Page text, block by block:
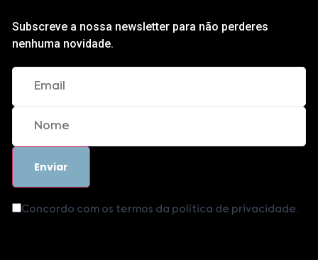
Subscreve a nossa newsletter para não perderes
nenhuma novidade.
Concordo com os termos da política de privacidade.